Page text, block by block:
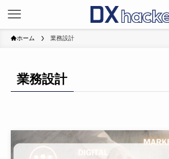
ホーム 業務設計
業務設計